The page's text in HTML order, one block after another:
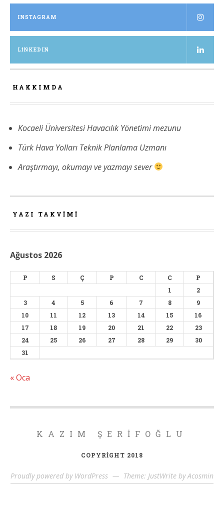
INSTAGRAM
LINKEDIN
HAKKIMDA
Kocaeli Üniversitesi Havacılık Yönetimi mezunu
Türk Hava Yolları Teknik Planlama Uzmanı
Araştırmayı, okumayı ve yazmayı sever
YAZI TAKVIMI
Ağustos 2026
P S Ç P C C
P
1
2
3
4 5 6 7 8
9
10
11 12 13 14 15
16
17
18 19 20 21 22
23
24
25 26 27 28 29
30
31
« Oca
KAZIM ŞERIFOĞLU
COPYRIGHT 2018
Proudly powered by WordPress — Theme: JustWrite by Acosmin